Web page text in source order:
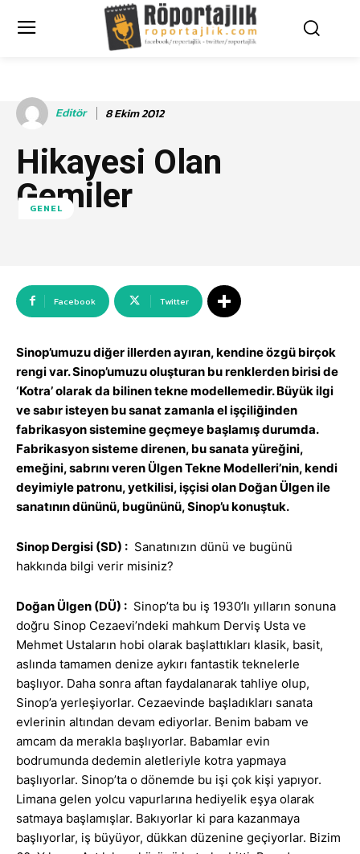
Editör 8 Ekim 2012
Hikayesi Olan
Gemiler
GENEL
Facebook Twitter
Sinop’umuzu diğer illerden ayıran, kendine özgü birçok
rengi var. Sinop’umuzu oluşturan bu renklerden birisi de
‘Kotra’ olarak da bilinen tekne modellemedir. Büyük ilgi
ve sabır isteyen bu sanat zamanla el işçiliğinden
fabrikasyon sistemine geçmeye başlamış durumda.
Fabrikasyon sisteme direnen, bu sanata yüreğini,
emeğini, sabrını veren Ülgen Tekne Modelleri’nin, kendi
deyimiyle patronu, yetkilisi, işçisi olan Doğan Ülgen ile
sanatının dününü, bugününü, Sinop’u konuştuk.
Sinop Dergisi (SD) : Sanatınızın dünü ve bugünü
hakkında bilgi verir misiniz?
Doğan Ülgen (DÜ) : Sinop’ta bu iş 1930’lı yılların sonuna
doğru Sinop Cezaevi’ndeki mahkum Derviş Usta ve
Mehmet Ustaların hobi olarak başlattıkları klasik, basit,
aslında tamamen denize aykırı fantastik teknelerle
başlıyor. Daha sonra aftan faydalanarak tahliye olup,
Sinop’a yerleşiyorlar. Cezaevinde başladıkları sanata
evlerinin altından devam ediyorlar. Benim babam ve
amcam da merakla başlıyorlar. Babamlar evin
bodrumunda dedemin aletleriyle kotra yapmaya
başlıyorlar. Sinop’ta o dönemde bu işi çok kişi yapıyor.
Limana gelen yolcu vapurlarına hediyelik eşya olarak
satmaya başlamışlar. Bakıyorlar ki para kazanmaya
başlıyorlar, iş büyüyor, dükkan düzenine geçiyorlar. Bizim